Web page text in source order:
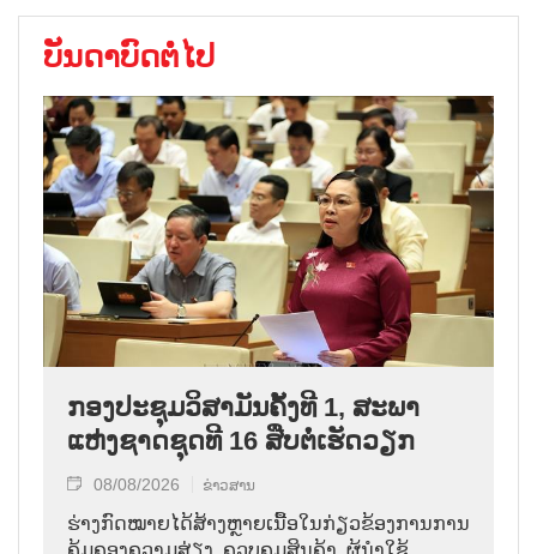
ບັນດາບົດຕໍ່ໄປ
ກອງປະຊຸມວິສາມັນຄັ້ງທີ 1, ສະພາ
ແຫ່ງຊາດຊຸດທີ 16 ສືບຕໍ່ເຮັດວຽກ
08/08/2026 ຂ່າວສານ
ຮ່າງກົດໝາຍໄດ້ສ້າງຫຼາຍເນື້ອໃນກ່ຽວຂ້ອງການການ
ຄຸ້ມຄອງຄວາມສ່ຽງ, ຄວບຄຸມສິນຄ້າ, ຜູ້ນຳໃຊ້